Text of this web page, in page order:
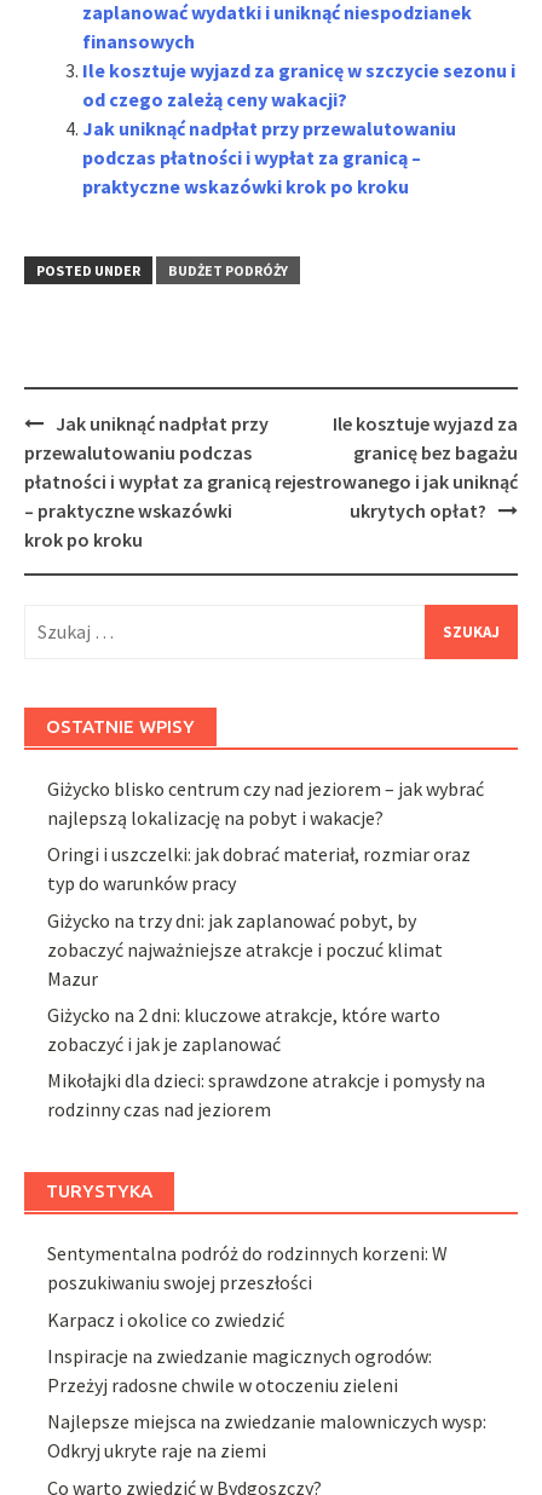
zaplanować wydatki i uniknąć niespodzianek
finansowych
Ile kosztuje wyjazd za granicę w szczycie sezonu i
od czego zależą ceny wakacji?
Jak uniknąć nadpłat przy przewalutowaniu
podczas płatności i wypłat za granicą –
praktyczne wskazówki krok po kroku
POSTED UNDER BUDŻET PODRÓŻY
Post
navigation
Jak uniknąć nadpłat przy
przewalutowaniu podczas
płatności i wypłat za granicą
– praktyczne wskazówki
krok po kroku
Ile kosztuje wyjazd za
granicę bez bagażu
rejestrowanego i jak uniknąć
ukrytych opłat?
OSTATNIE WPISY
Giżycko blisko centrum czy nad jeziorem – jak wybrać
najlepszą lokalizację na pobyt i wakacje?
Oringi i uszczelki: jak dobrać materiał, rozmiar oraz
typ do warunków pracy
Giżycko na trzy dni: jak zaplanować pobyt, by
zobaczyć najważniejsze atrakcje i poczuć klimat
Mazur
Giżycko na 2 dni: kluczowe atrakcje, które warto
zobaczyć i jak je zaplanować
Mikołajki dla dzieci: sprawdzone atrakcje i pomysły na
rodzinny czas nad jeziorem
TURYSTYKA
Sentymentalna podróż do rodzinnych korzeni: W
poszukiwaniu swojej przeszłości
Karpacz i okolice co zwiedzić
Inspiracje na zwiedzanie magicznych ogrodów:
Przeżyj radosne chwile w otoczeniu zieleni
Najlepsze miejsca na zwiedzanie malowniczych wysp:
Odkryj ukryte raje na ziemi
Co warto zwiedzić w Bydgoszczy?